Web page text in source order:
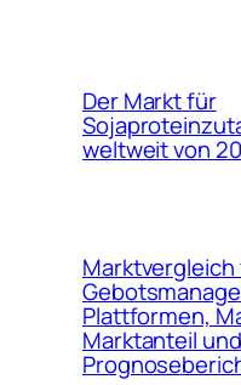
Der Markt für
weltweit von
Plattformen,
Marktanteil und